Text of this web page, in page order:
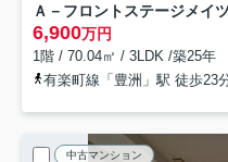
Ａ－フロントステージメイ
6,900万円
1階 / 70.04㎡ / 3LDK /築25年
有楽町線「豊洲」駅 徒歩23
中古マンション